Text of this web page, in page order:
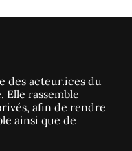
des acteur.ices du
Elle rassemble
afin de rendre
ainsi que de